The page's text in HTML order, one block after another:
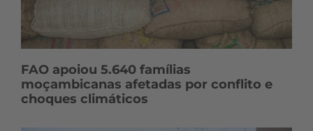
FAO apoiou 5.640 famílias
moçambicanas afetadas por conflito e
choques climáticos